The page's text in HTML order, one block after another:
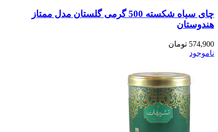
چای سیاه شکسته 500 گرمی گلستان مدل ممتاز
هندوستان
574,900 تومان
ناموجود